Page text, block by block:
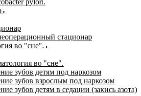
pylori.
стационар
во "сне".
во "сне".
зубов детям под наркозом
зубов взрослым под наркозом
зубов детям в седации (закись азота)